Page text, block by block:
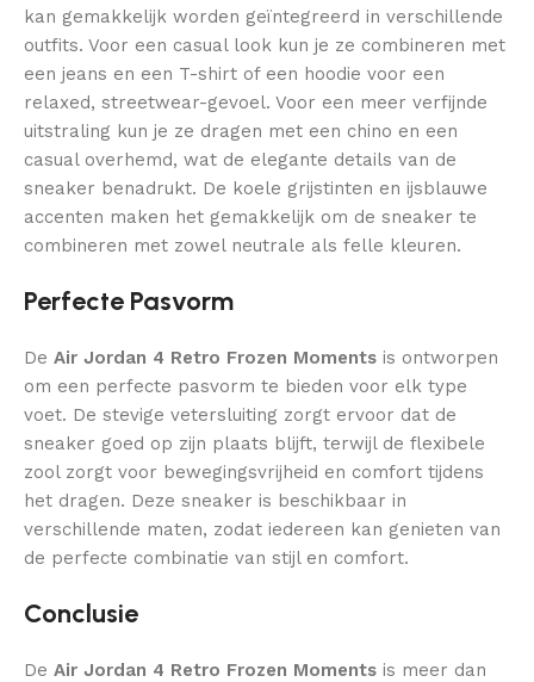
kan gemakkelijk worden geïntegreerd in verschillende
outfits. Voor een casual look kun je ze combineren met
een jeans en een T-shirt of een hoodie voor een
relaxed, streetwear-gevoel. Voor een meer verfijnde
uitstraling kun je ze dragen met een chino en een
casual overhemd, wat de elegante details van de
sneaker benadrukt. De koele grijstinten en ijsblauwe
accenten maken het gemakkelijk om de sneaker te
combineren met zowel neutrale als felle kleuren.
Perfecte Pasvorm
De Air Jordan 4 Retro Frozen Moments is ontworpen
om een perfecte pasvorm te bieden voor elk type
voet. De stevige vetersluiting zorgt ervoor dat de
sneaker goed op zijn plaats blijft, terwijl de flexibele
zool zorgt voor bewegingsvrijheid en comfort tijdens
het dragen. Deze sneaker is beschikbaar in
verschillende maten, zodat iedereen kan genieten van
de perfecte combinatie van stijl en comfort.
Conclusie
De Air Jordan 4 Retro Frozen Moments is meer dan